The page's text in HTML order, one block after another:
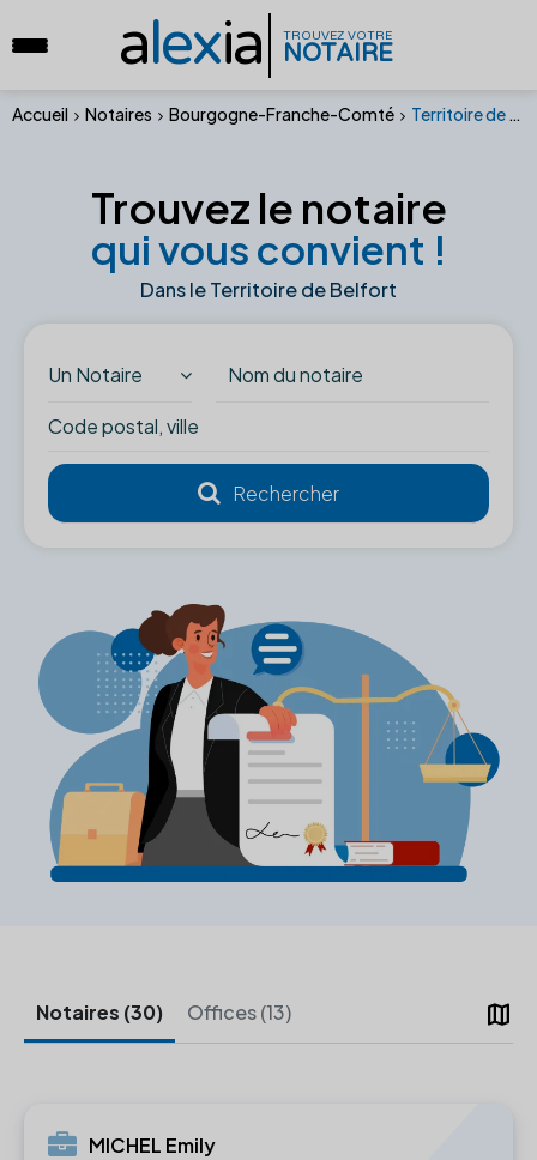
alexia TROUVEZ VOTRE
NOTAIRE
Accueil Notaires Bourgogne-Franche-Comté Territoire de Belfort
Trouvez le notaire
qui vous convient !
Dans le Territoire de Belfort
Un Notaire
map
Notaires (30) Offices (13)
MICHEL Emily